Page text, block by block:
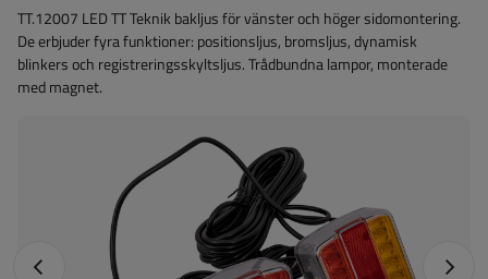
TT.12007 LED TT Teknik bakljus för vänster och höger sidomontering.
De erbjuder fyra funktioner: positionsljus, bromsljus, dynamisk
blinkers och registreringsskyltsljus. Trådbundna lampor, monterade
med magnet.
Föregående foto Nästa